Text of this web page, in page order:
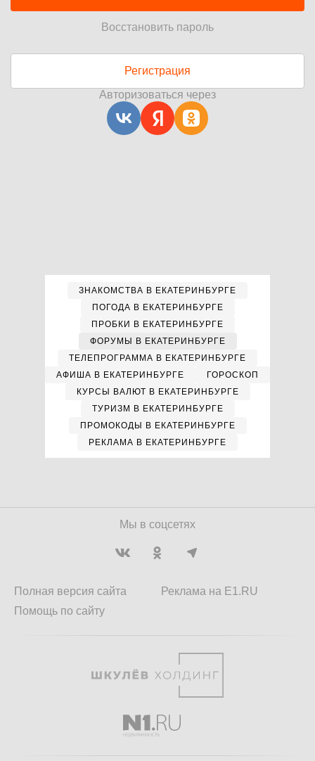
Восстановить пароль
Регистрация
Авторизоваться через
ЗНАКОМСТВА В ЕКАТЕРИНБУРГЕ
ПОГОДА В ЕКАТЕРИНБУРГЕ
ПРОБКИ В ЕКАТЕРИНБУРГЕ
ФОРУМЫ В ЕКАТЕРИНБУРГЕ
ТЕЛЕПРОГРАММА В ЕКАТЕРИНБУРГЕ
АФИША В ЕКАТЕРИНБУРГЕ
ГОРОСКОП
КУРСЫ ВАЛЮТ В ЕКАТЕРИНБУРГЕ
ТУРИЗМ В ЕКАТЕРИНБУРГЕ
ПРОМОКОДЫ В ЕКАТЕРИНБУРГЕ
РЕКЛАМА В ЕКАТЕРИНБУРГЕ
Мы в соцсетях
Полная версия сайта
Помощь по сайту
Реклама на E1.RU